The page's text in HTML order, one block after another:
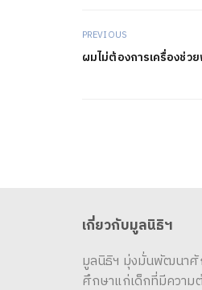
PREVIOUS
ผมไม่ต้องการเครื่องช่ว
เกี่ยวกับมูลนิธิฯ
มูลนิธิฯ มุ่งมั่นพัฒนาศั
ศึกษาแก่เด็กที่มีความ